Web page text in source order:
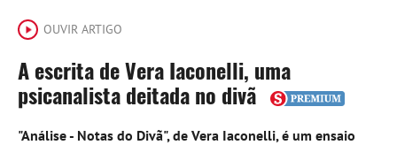
OUVIR ARTIGO
A escrita de Vera Iaconelli, uma
psicanalista deitada no divã
"Análise - Notas do Divã", de Vera Iaconelli, é um ensaio